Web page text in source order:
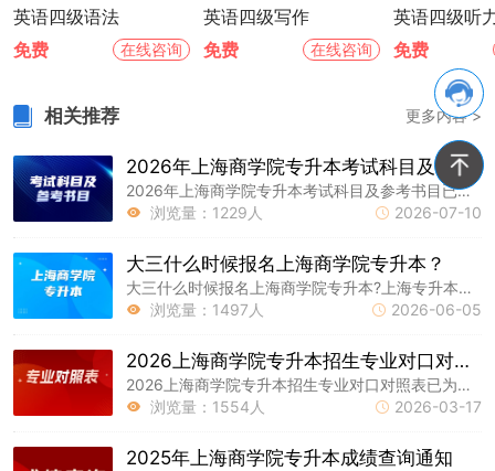
英语四级语法
免费
在线咨询
英语四级写作
免费
在线咨询
英语四级听
免费
相关推荐 更多内容 >
2026年上海商学院专升本考试科目及参考书目
2026年上海商学院专升本考试科目及参考书目已为大家汇总好，上海统招专升本网持续为大家更新升本资讯，明年要报名参加考试的同学可以提前了解一下!
 浏览量：1229人  2026-07-10
大三什么时候报名上海商学院专升本？
大三什么时候报名上海商学院专升本?上海专升本网已经为同学们准备好了相关内容，专科同学们可以先参考一下!
 浏览量：1497人  2026-06-05
2026上海商学院专升本招生专业对口对照表
2026上海商学院专升本招生专业对口对照表已为大家整理好，以下就是上海专升本网为大家整理的相关内容，祝各位同学备考顺利!
 浏览量：1554人  2026-03-17
2025年上海商学院专升本成绩查询通知